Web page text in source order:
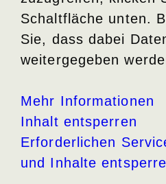
Schaltfläche unten.
Sie, dass dabei
weitergegeben
Mehr Informationen
Inhalt entsperren
Erforderlichen
und Inhalte